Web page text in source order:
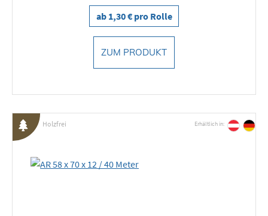
ab 1,30 € pro Rolle
ZUM PRODUKT
Holzfrei Erhältlich in: